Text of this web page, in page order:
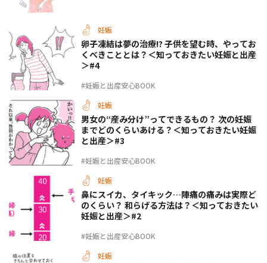
妊娠
#妊娠と出産安心BOOK
卵子凍結は夢の治療!? 子供を望む時、やってお
くべきこととは？＜知っておきたい妊娠と出産
＞#4
妊娠
#妊娠と出産安心BOOK
男女の“産み分け”ってできるもの？ 次の妊娠
までどのくらいあける？＜知っておきたい妊娠
と出産＞#3
妊娠
#妊娠と出産安心BOOK
鼻にスイカ、タイキック…陣痛の痛みは実際ど
のくらい？ 和らげる方法は？＜知っておきたい
妊娠と出産＞#2
妊娠